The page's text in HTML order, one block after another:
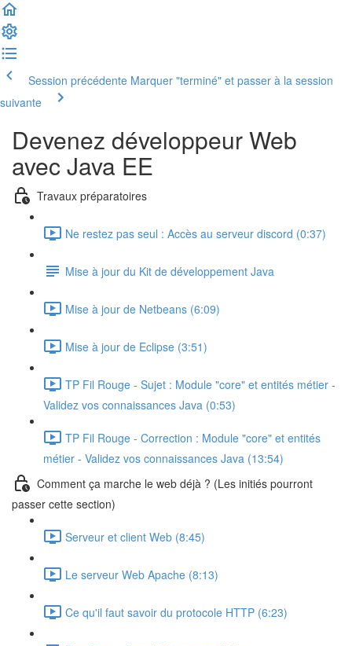
Session précédente Marquer "terminé" et passer à la session
suivante
Devenez développeur Web
avec Java EE
Travaux préparatoires
Ne restez pas seul : Accès au serveur discord (0:37)
Mise à jour du Kit de développement Java
Mise à jour de Netbeans (6:09)
Mise à jour de Eclipse (3:51)
TP Fil Rouge - Sujet : Module "core" et entités métier -
Validez vos connaissances Java (0:53)
TP Fil Rouge - Correction : Module "core" et entités
métier - Validez vos connaissances Java (13:54)
Comment ça marche le web déjà ? (Les initiés pourront
passer cette section)
Serveur et client Web (8:45)
Le serveur Web Apache (8:13)
Ce qu'il faut savoir du protocole HTTP (6:23)